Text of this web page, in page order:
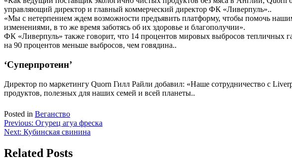
управляющий директор и главный коммерческий директор ФК «Ливерпуль»..
«Мы с нетерпением ждем возможности предъявить платформу, чтобы помочь
изменениями, в то же время заботясь об их здоровье и благополучии».
ФК «Ливерпуль» также говорит, что 14 процентов мировых выбросов тепличных
на 90 процентов меньше выбросов, чем говядина..
‘Суперпротеин’
Директор по маркетингу Quorn Гилл Райли добавил: «Наше сотрудничество с
продуктов, полезных для наших семей и всей планеты..
Posted in Веганство
Навигация
по
записям
Previous: Огурец агуа фреска
Next: Кубинская свинина
Related Posts